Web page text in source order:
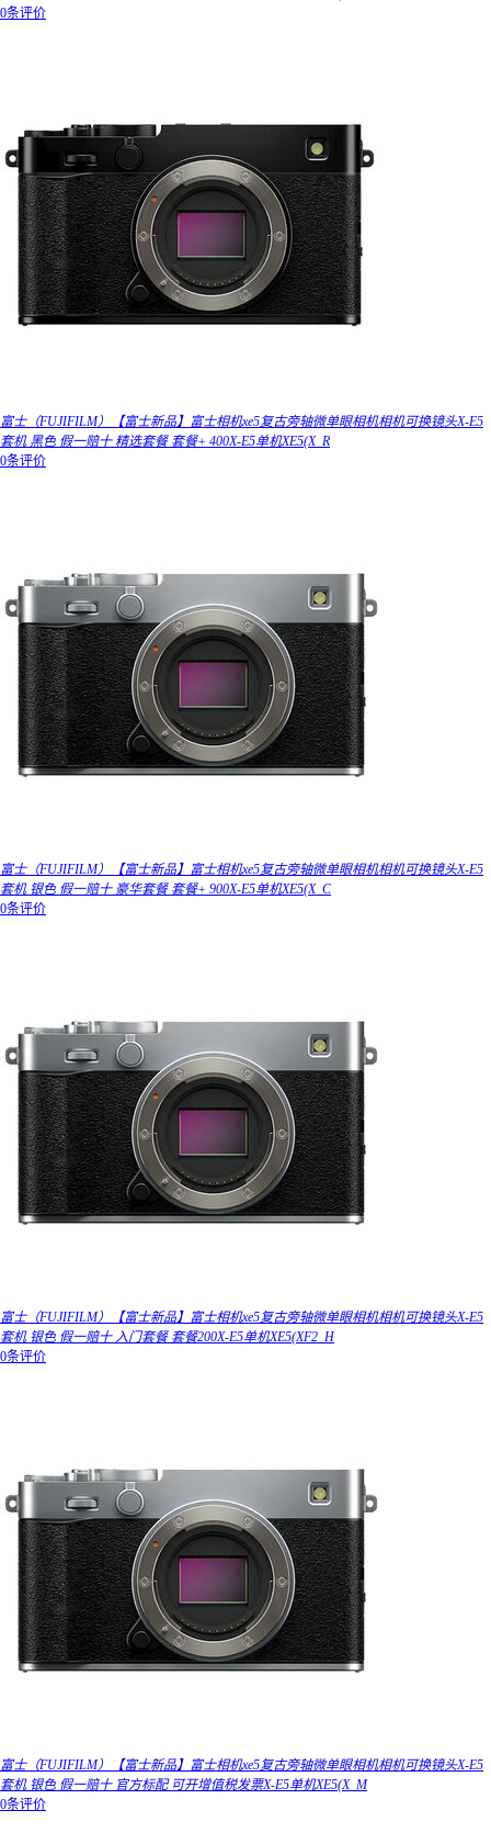
0条评价
富士（FUJIFILM）【富士新品】富士相机xe5复古旁轴微单眼相机相机可换镜头X-E5
套机 黑色 假一赔十 精选套餐 套餐+ 400X-E5单机XE5(X_R
0条评价
富士（FUJIFILM）【富士新品】富士相机xe5复古旁轴微单眼相机相机可换镜头X-E5
套机 银色 假一赔十 豪华套餐 套餐+ 900X-E5单机XE5(X_C
0条评价
富士（FUJIFILM）【富士新品】富士相机xe5复古旁轴微单眼相机相机可换镜头X-E5
套机 银色 假一赔十 入门套餐 套餐200X-E5单机XE5(XF2_H
0条评价
富士（FUJIFILM）【富士新品】富士相机xe5复古旁轴微单眼相机相机可换镜头X-E5
套机 银色 假一赔十 官方标配 可开增值税发票X-E5单机XE5(X_M
0条评价